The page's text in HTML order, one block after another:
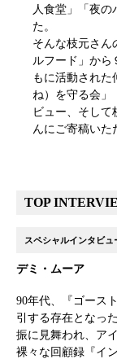
人食堂」「夜の
た。
そんな枝元さん
ルフード」から
もに活動された
ね）を守る会」
ビュー、そして
んにご寄稿いた
TOP
スペシャルインタビュ
デミ・ムーア
90年代、『ゴース
引する存在となっ
振に見舞われ、ア
裸々な回顧録『イ